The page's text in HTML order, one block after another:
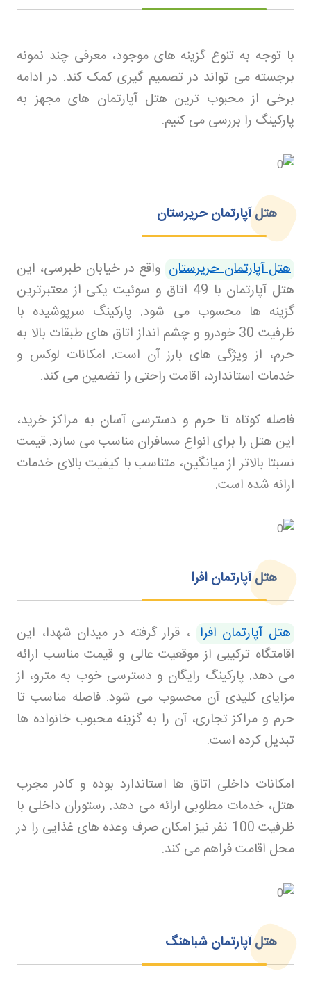
با توجه به تنوع گزینه های موجود، معرفی چند نمونه
برجسته می تواند در تصمیم گیری کمک کند. در ادامه
برخی از محبوب ترین هتل آپارتمان های مجهز به
پارکینگ را بررسی می کنیم.
هتل آپارتمان حریرستان
هتل آپارتمان حریرستان واقع در خیابان طبرسی، این
هتل آپارتمان با 49 اتاق و سوئیت یکی از معتبرترین
گزینه ها محسوب می شود. پارکینگ سرپوشیده با
ظرفیت 30 خودرو و چشم انداز اتاق های طبقات بالا به
حرم، از ویژگی های بارز آن است. امکانات لوکس و
خدمات استاندارد، اقامت راحتی را تضمین می کند.
فاصله کوتاه تا حرم و دسترسی آسان به مراکز خرید،
این هتل را برای انواع مسافران مناسب می سازد. قیمت
نسبتا بالاتر از میانگین، متناسب با کیفیت بالای خدمات
ارائه شده است.
هتل آپارتمان افرا
هتل آپارتمان افرا ، قرار گرفته در میدان شهدا، این
اقامتگاه ترکیبی از موقعیت عالی و قیمت مناسب ارائه
می دهد. پارکینگ رایگان و دسترسی خوب به مترو، از
مزایای کلیدی آن محسوب می شود. فاصله مناسب تا
حرم و مراکز تجاری، آن را به گزینه محبوب خانواده ها
تبدیل کرده است.
امکانات داخلی اتاق ها استاندارد بوده و کادر مجرب
هتل، خدمات مطلوبی ارائه می دهد. رستوران داخلی با
ظرفیت 100 نفر نیز امکان صرف وعده های غذایی را در
محل اقامت فراهم می کند.
هتل آپارتمان شباهنگ